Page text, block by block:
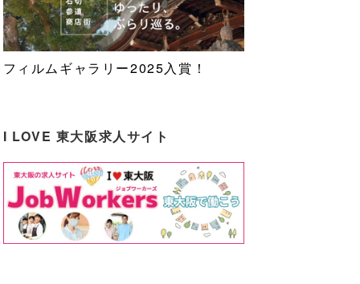
フィルムギャラリー2025入賞！
I LOVE 東大阪求人サイト